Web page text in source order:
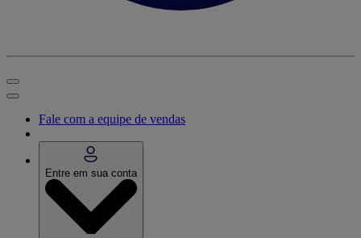
Fale com a equipe de vendas
Entre em sua conta